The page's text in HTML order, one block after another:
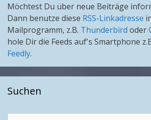
Möchtest Du über neue Beiträge
Dann benutze diese RSS-Linkadresse
Mailprogramm, z.B. Thunderbird oder
hole Dir die Feeds auf's Smartphone
Feedly.
Suchen